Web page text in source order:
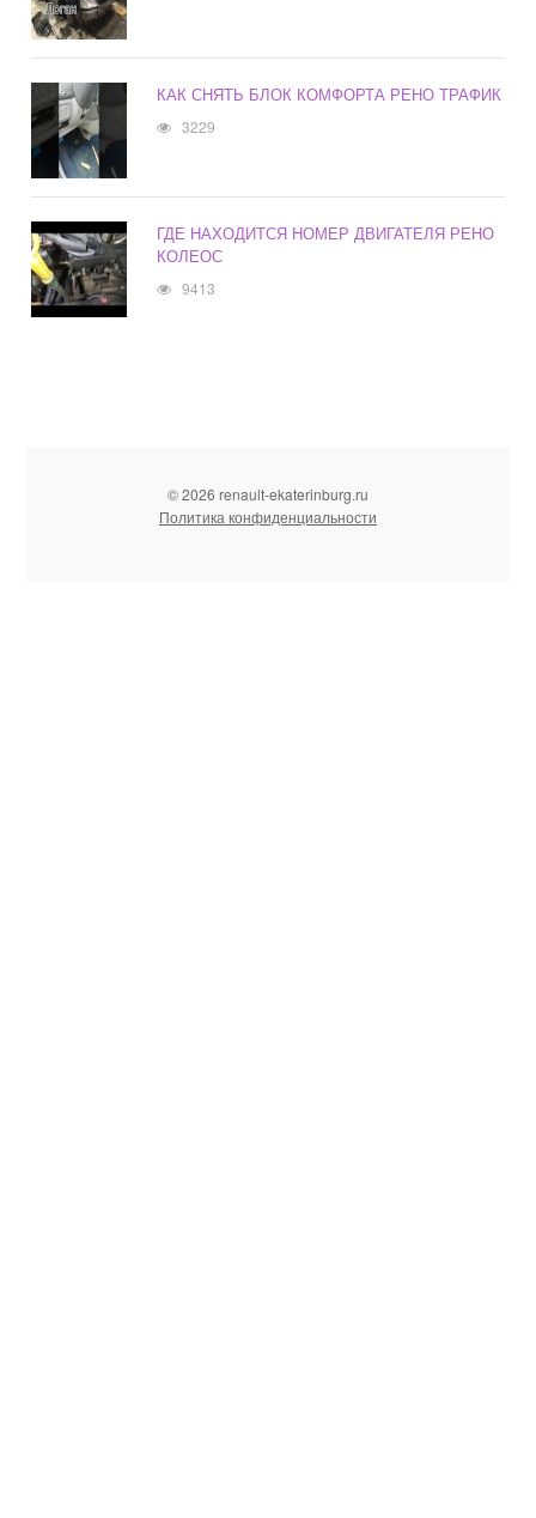
КАК СНЯТЬ БЛОК КОМФОРТА РЕНО ТРАФИК
3229
ГДЕ НАХОДИТСЯ НОМЕР ДВИГАТЕЛЯ РЕНО
КОЛЕОС
9413
© 2026 renault-ekaterinburg.ru
Политика конфиденциальности